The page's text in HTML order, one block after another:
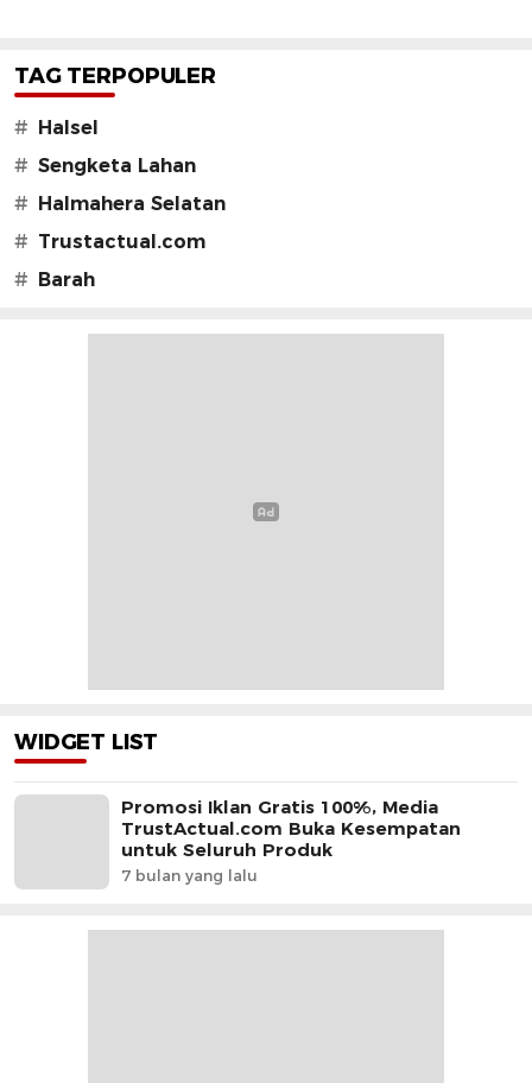
TAG TERPOPULER
# Halsel
# Sengketa Lahan
# Halmahera Selatan
# Trustactual.com
# Barah
WIDGET LIST
Promosi Iklan Gratis 100%, Media
TrustActual.com Buka Kesempatan
untuk Seluruh Produk
7 bulan yang lalu